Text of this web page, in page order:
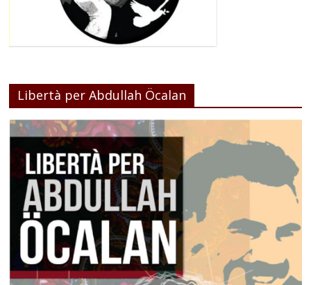
Libertà per Abdullah Öcalan